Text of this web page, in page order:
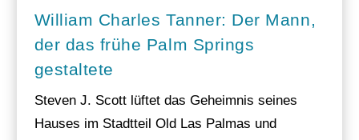
William Charles Tanner: Der Mann,
der das frühe Palm Springs
gestaltete
Steven J. Scott lüftet das Geheimnis seines
Hauses im Stadtteil Old Las Palmas und